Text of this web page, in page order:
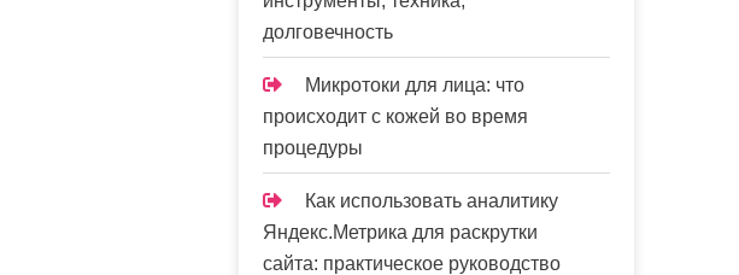
долговечность
Микротоки для лица: что
происходит с кожей во время
процедуры
Как использовать аналитику
Яндекс.Метрика для раскрутки
сайта: практическое руководство